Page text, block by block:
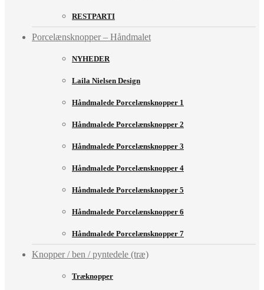
RESTPARTI
Porcelænsknopper – Håndmalet
NYHEDER
Laila Nielsen Design
Håndmalede Porcelænsknopper 1
Håndmalede Porcelænsknopper 2
Håndmalede Porcelænsknopper 3
Håndmalede Porcelænsknopper 4
Håndmalede Porcelænsknopper 5
Håndmalede Porcelænsknopper 6
Håndmalede Porcelænsknopper 7
Knopper / ben / pyntedele (træ)
Træknopper